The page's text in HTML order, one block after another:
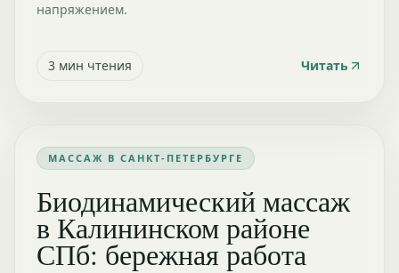
напряжением.
3 мин чтения Читать
МАССАЖ В САНКТ-ПЕТЕРБУРГЕ
Биодинамический массаж
в Калининском районе
СПб: бережная работа